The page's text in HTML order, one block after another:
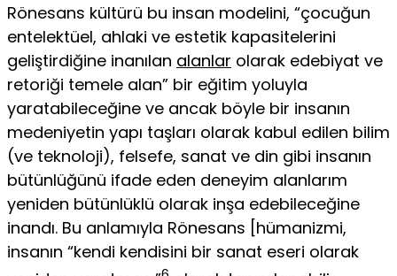
Rönesans kültürü bu insan modelini, “çocuğun
entelektüel, ahlaki ve estetik kapasitelerini
geliştirdiğine inanılan alanlar olarak edebiyat ve
retoriği temele alan” bir eğitim yoluyla
yaratabile­ceğine ve ancak böyle bir insanın
medeniyetin yapı taşları olarak kabul edilen bilim
(ve teknoloji), felsefe, sanat ve din gibi insanın
bütünlüğünü ifade eden deneyim alan­larım
yeniden bütünlüklü olarak inşa edebileceğine
inandı. Bu anlamıyla Rönesans [hümanizmi,
insanın “kendi kendisini bir sanat eseri olarak